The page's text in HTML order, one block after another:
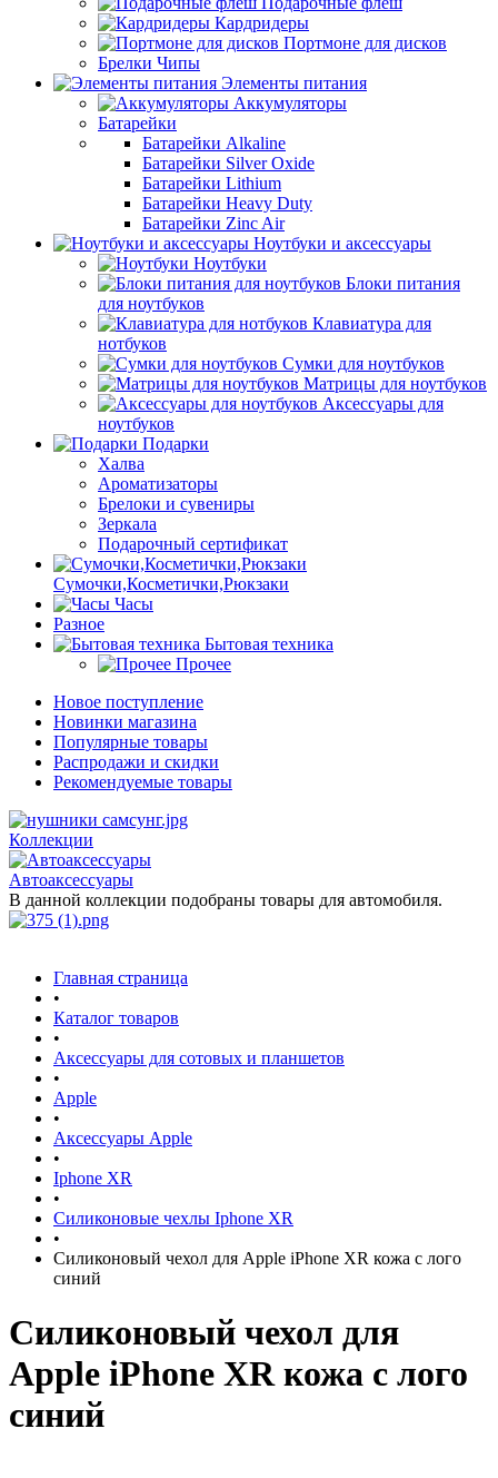
Кардридеры
Портмоне для дисков
Брелки Чипы
Элементы питания
Аккумуляторы
Батарейки
Батарейки Alkaline
Батарейки Silver Oxide
Батарейки Lithium
Батарейки Heavy Duty
Батарейки Zinc Air
Ноутбуки и аксессуары
Ноутбуки
Блоки питания
для ноутбуков
Клавиатура для
нотбуков
Сумки для ноутбуков
Матрицы для ноутбуков
Аксессуары для
ноутбуков
Подарки
Халва
Ароматизаторы
Брелоки и сувениры
Зеркала
Подарочный сертификат
Сумочки,Косметички,Рюкзаки
Часы
Разное
Бытовая техника
Прочее
Новое поступление
Новинки магазина
Популярные товары
Распродажи и скидки
Рекомендуемые товары
Коллекции
Автоаксессуары
В данной коллекции подобраны товары для автомобиля.
Главная страница
•
Каталог товаров
•
Аксессуары для сотовых и планшетов
•
Apple
•
Аксессуары Apple
•
Iphone XR
•
Силиконовые чехлы Iphone XR
•
Силиконовый чехол для Apple iPhone XR кожа с лого
синий
Силиконовый чехол для
Apple iPhone XR кожа с лого
синий